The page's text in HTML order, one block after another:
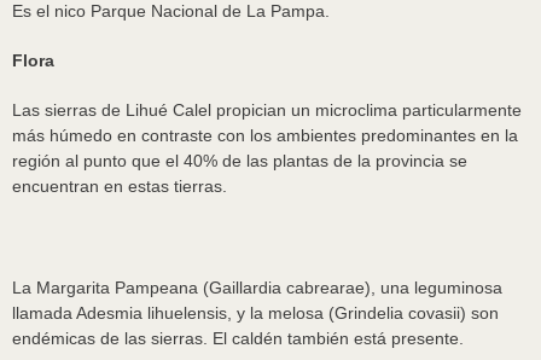
Es el nico Parque Nacional de La Pampa.
Flora
Las sierras de Lihué Calel propician un microclima particularmente
más húmedo en contraste con los ambientes predominantes en la
región al punto que el 40% de las plantas de la provincia se
encuentran en estas tierras.
La Margarita Pampeana (Gaillardia cabrearae), una leguminosa
llamada Adesmia lihuelensis, y la melosa (Grindelia covasii) son
endémicas de las sierras. El caldén también está presente.